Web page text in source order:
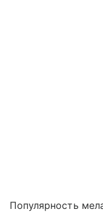
Популярность